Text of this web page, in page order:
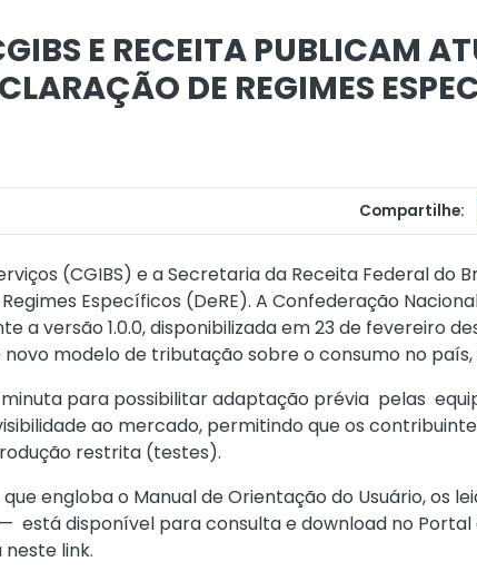
E RECEITA PUBLICAM
DE REGIMES
Compartilhe:
(CGIBS) e a Secretaria da Receita Federal do
Específicos (DeRE). A Confederação
a versão 1.0.0, disponibilizada em 23 de fevereiro
modelo de tributação sobre o consumo no
para possibilitar adaptação prévia pelas
ao mercado, permitindo que os
restrita (testes).
engloba o Manual de Orientação do Usuário, os
disponível para consulta e download no Portal
neste link.